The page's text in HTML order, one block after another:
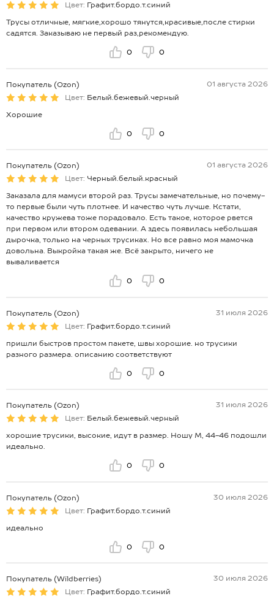
Цвет: Графит.бордо.т.синий
Трусы отличные, мягкие,хорошо тянутся,красивые,после стирки
садятся. Заказываю не первый раз,рекомендую.
0 0
Покупатель (Ozon)
01 августа 2026
Цвет: Белый.бежевый.черный
Хорошие
0 0
Покупатель (Ozon)
01 августа 2026
Цвет: Черный.белый.красный
Заказала для мамуси второй раз. Трусы замечательные, но почему-
то первые были чуть плотнее. И качество чуть лучше. Кстати,
качество кружева тоже порадовало. Есть такое, которое рвется
при первом или втором одевании. А здесь появилась небольшая
дырочка, только на черных трусиках. Но все равно моя мамочка
довольна. Выкройка такая же. Всё закрыто, ничего не
вываливается
0 0
Покупатель (Ozon)
31 июля 2026
Цвет: Графит.бордо.т.синий
пришли быстров простом пакете, швы хорошие. но трусики
разного размера. описанию соответствуют
0 0
Покупатель (Ozon)
31 июля 2026
Цвет: Белый.бежевый.черный
хорошие трусики, высокие, идут в размер. Ношу М, 44-46 подошли
идеально.
0 0
Покупатель (Ozon)
30 июля 2026
Цвет: Графит.бордо.т.синий
идеально
0 0
Покупатель (Wildberries)
30 июля 2026
Цвет: Графит.бордо.т.синий